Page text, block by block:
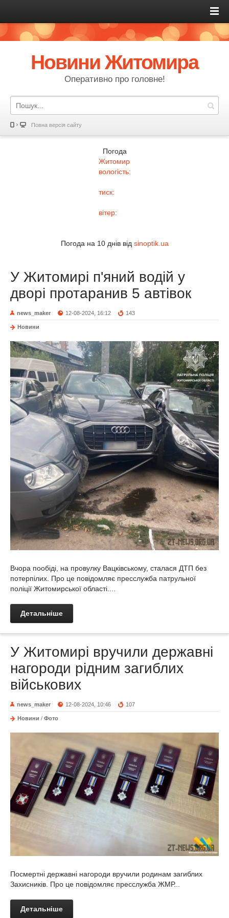
Новини Житомира
Оперативно про головне!
Повна версія сайту
Погода
Житомир
вологість:
тиск:
вітер:
Погода на 10 днів від sinoptik.ua
У Житомирі п'яний водій у
дворі протаранив 5 автівок
news_maker 12-08-2024, 16:12 143
Новини
Вчора пообіді, на провулку Вацківському, сталася ДТП без
потерпілих. Про це повідомляє пресслужба патрульної
поліції Житомирської області....
Детальніше
У Житомирі вручили державні
нагороди рідним загиблих
військових
news_maker 12-08-2024, 10:46 107
Новини / Фото
Посмертні державні нагороди вручили родинам загиблих
Захисників. Про це повідомляє пресслужба ЖМР...
Детальніше